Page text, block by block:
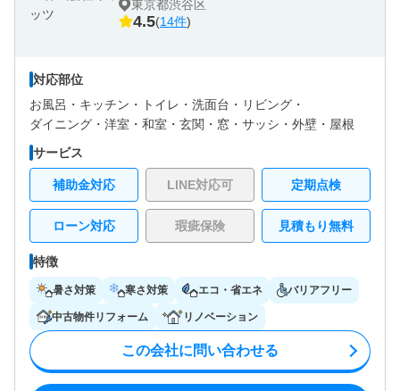
東京都渋谷区
4.5(14件)
対応部位
お風呂・ キッチン・ トイレ・ 洗面台・ リビング・
ダイニング・ 洋室・ 和室・ 玄関・ 窓・サッシ・ 外壁・ 屋根
サービス
補助金対応 LINE対応可 定期点検
ローン対応 瑕疵保険 見積もり無料
特徴
暑さ対策 寒さ対策 エコ・省エネ バリアフリー
中古物件リフォーム リノベーション
この会社に問い合わせる